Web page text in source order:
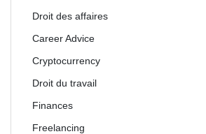
Droit des affaires
Career Advice
Cryptocurrency
Droit du travail
Finances
Freelancing